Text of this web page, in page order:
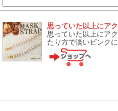
思っていた以上にア
思っていた以上にア
たり方で淡いピンク